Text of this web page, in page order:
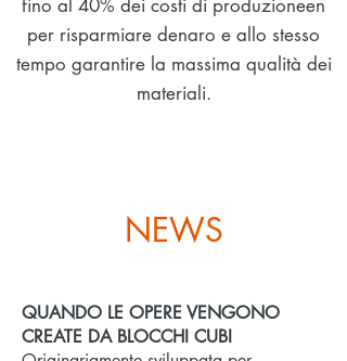
fino al 40% dei costi di produzioneen
per risparmiare denaro e allo stesso
tempo garantire la massima qualità dei
materiali.
NEWS
QUANDO LE OPERE VENGONO
CREATE DA BLOCCHI CUBI